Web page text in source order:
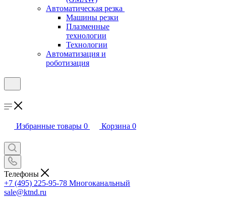
Автоматическая резка
Машины резки
Плазменные
технологии
Технологии
Автоматизация и
роботизация
Избранные товары 0 Корзина 0
Телефоны
+7 (495) 225-95-78 Многоканальный
sale@ktnd.ru